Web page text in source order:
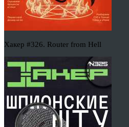
Хакер #326. Router from Hell